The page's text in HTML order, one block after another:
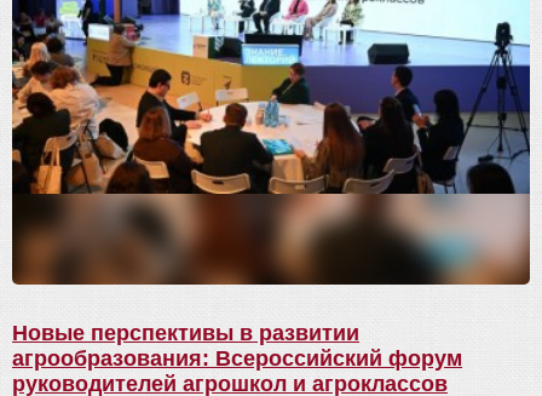
Новые перспективы в развитии
агрообразования: Всероссийский форум
руководителей агрошкол и агроклассов